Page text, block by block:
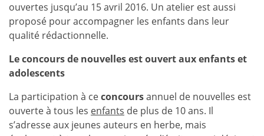
ouvertes jusqu’au 15 avril 2016. Un atelier est aussi
proposé pour accompagner les enfants dans leur
qualité rédactionnelle.
Le concours de nouvelles est ouvert aux enfants et
adolescents
La participation à ceconcoursannuel de nouvelles est
ouverte à tous les enfants de plus de 10 ans. Il
s’adresse aux jeunes auteurs en herbe, mais